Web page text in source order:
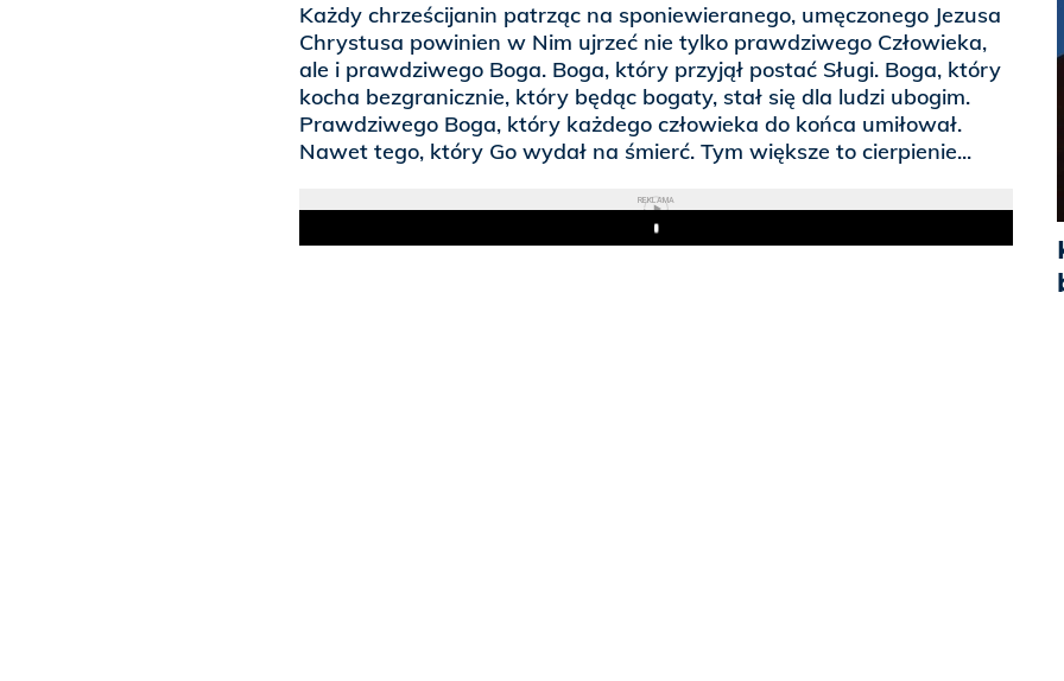
Każdy chrześcijanin patrząc na sponiewieranego, umęczonego Jezusa
Chrystusa powinien w Nim ujrzeć nie tylko prawdziwego Człowieka,
ale i prawdziwego Boga. Boga, który przyjął postać Sługi. Boga, który
kocha bezgranicznie, który będąc bogaty, stał się dla ludzi ubogim.
Prawdziwego Boga, który każdego człowieka do końca umiłował.
Nawet tego, który Go wydał na śmierć. Tym większe to cierpienie...
REKLAMA
Play